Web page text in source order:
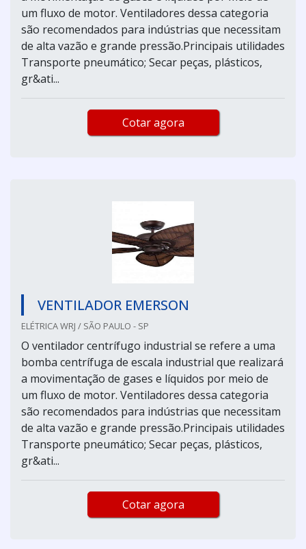
um fluxo de motor. Ventiladores dessa categoria
são recomendados para indústrias que necessitam
de alta vazão e grande pressão.Principais utilidades
Transporte pneumático; Secar peças, plásticos,
gr&ati...
Cotar agora
VENTILADOR EMERSON
ELÉTRICA WRJ / SÃO PAULO - SP
O ventilador centrífugo industrial se refere a uma
bomba centrífuga de escala industrial que realizará
a movimentação de gases e líquidos por meio de
um fluxo de motor. Ventiladores dessa categoria
são recomendados para indústrias que necessitam
de alta vazão e grande pressão.Principais utilidades
Transporte pneumático; Secar peças, plásticos,
gr&ati...
Cotar agora